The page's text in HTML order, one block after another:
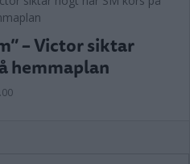
– Victor siktar
hemmaplan